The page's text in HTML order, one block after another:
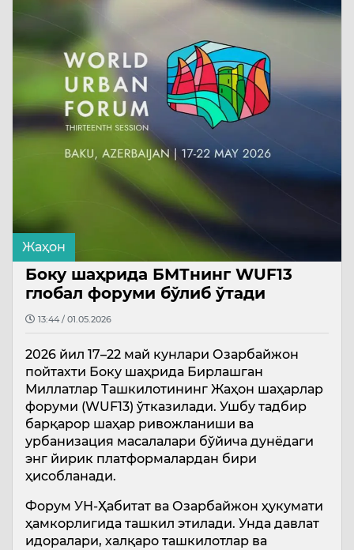
Жаҳон
Боку шаҳрида БМТнинг WUF13
глобал форуми бўлиб ўтади
13:44 / 01.05.2026
2026 йил 17–22 май кунлари Озарбайжон
пойтахти Боку шаҳрида Бирлашган
Миллатлар Ташкилотининг Жаҳон шаҳарлар
форуми (WUF13) ўтказилади. Ушбу тадбир
барқарор шаҳар ривожланиши ва
урбанизация масалалари бўйича дунёдаги
энг йирик платформалардан бири
ҳисобланади.
Форум УН-Ҳабитат ва Озарбайжон ҳукумати
ҳамкорлигида ташкил этилади. Унда давлат
идоралари, халқаро ташкилотлар ва